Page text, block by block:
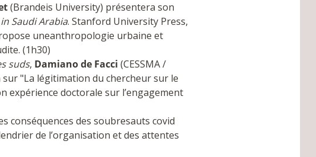
(Brandeis University) présentera son
Saudi Arabia. Stanford University Press,
uneanthropologie urbaine et
(1h30)
suds, Damiano de Facci (CESSMA /
"La légitimation du chercheur sur le
expérience doctorale sur l’engagement
conséquences des soubresauts covid
de l’organisation et des attentes